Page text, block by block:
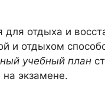
для отдыха и
и отдыхом
учебный план
на экзамене.